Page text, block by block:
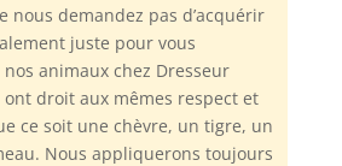
nous demandez pas d’acquérir
juste pour vous
animaux chez Dresseur
droit aux mêmes respect et
ce soit une chèvre, un tigre, un
Nous appliquerons toujours